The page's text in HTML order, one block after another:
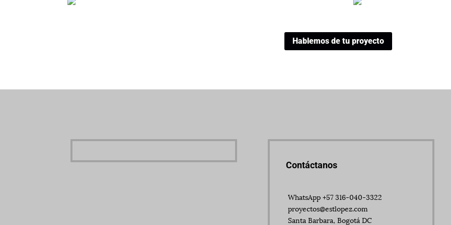
Hablemos de tu proyecto
Contáctanos
WhatsApp +57 316-040-3322
proyectos@estlopez.com
Santa Barbara, Bogotá DC